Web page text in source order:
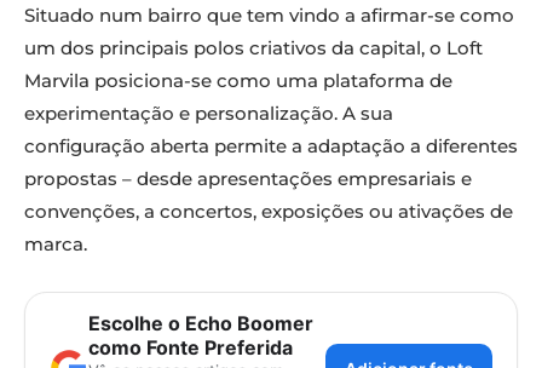
Situado num bairro que tem vindo a afirmar-se como
um dos principais polos criativos da capital, o Loft
Marvila posiciona-se como uma plataforma de
experimentação e personalização. A sua
configuração aberta permite a adaptação a diferentes
propostas – desde apresentações empresariais e
convenções, a concertos, exposições ou ativações de
marca.
Escolhe o Echo Boomer
como Fonte Preferida